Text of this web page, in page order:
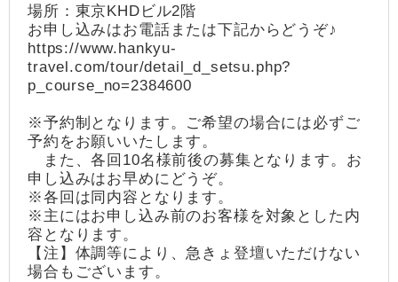
場所：東京KHDビル2階
お申し込みはお電話または下記からどうぞ♪
https://www.hankyu-
travel.com/tour/detail_d_setsu.php?
p_course_no=2384600
※予約制となります。ご希望の場合には必ずご
予約をお願いいたします。
また、各回10名様前後の募集となります。お
申し込みはお早めにどうぞ。
※各回は同内容となります。
※主にはお申し込み前のお客様を対象とした内
容となります。
【注】体調等により、急きょ登壇いただけない
場合もございます。